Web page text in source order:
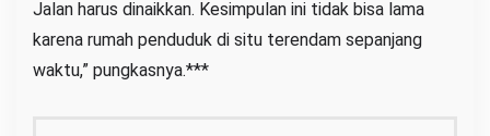
Jalan harus dinaikkan. Kesimpulan ini tidak bisa lama
karena rumah penduduk di situ terendam sepanjang
waktu,” pungkasnya.***